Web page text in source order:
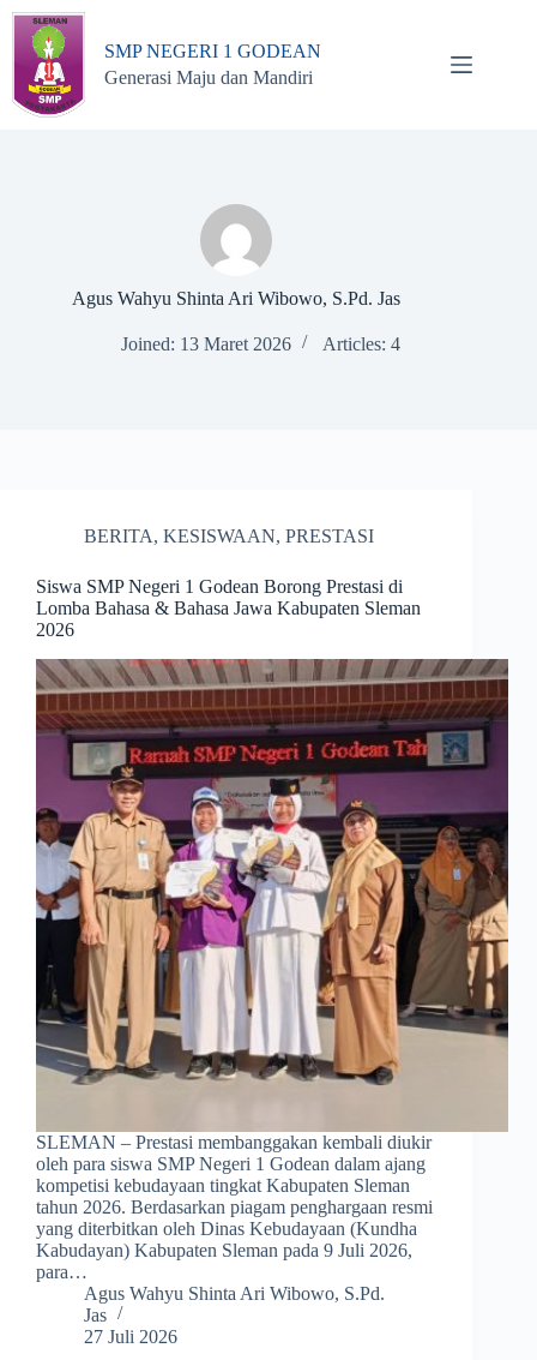
Skip
content
SMP NEGERI 1 GODEAN
Generasi Maju dan Mandiri
Agus Wahyu Shinta Ari Wibowo, S.Pd. Jas
Joined: 13 Maret 2026 Articles: 4
BERITA, KESISWAAN, PRESTASI
Siswa SMP Negeri 1 Godean Borong Prestasi di
Lomba Bahasa & Bahasa Jawa Kabupaten Sleman
2026
SLEMAN – Prestasi membanggakan kembali diukir
oleh para siswa SMP Negeri 1 Godean dalam ajang
kompetisi kebudayaan tingkat Kabupaten Sleman
tahun 2026. Berdasarkan piagam penghargaan resmi
yang diterbitkan oleh Dinas Kebudayaan (Kundha
Kabudayan) Kabupaten Sleman pada 9 Juli 2026,
para…
Agus Wahyu Shinta Ari Wibowo, S.Pd.
Jas
27 Juli 2026